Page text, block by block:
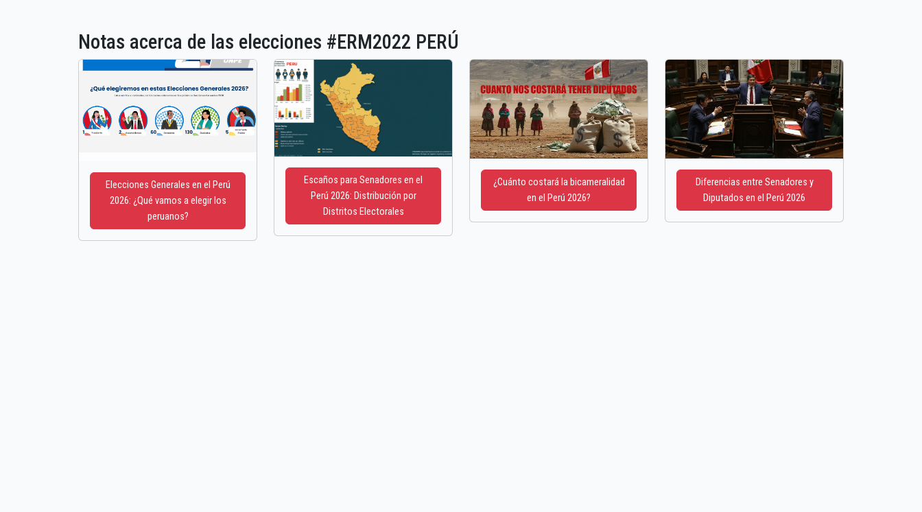
Notas acerca de las elecciones #ERM2022 PERÚ
Elecciones Generales en el Perú
2026: ¿Qué vamos a elegir los
peruanos?
Escaños para Senadores en el
Perú 2026: Distribución por
Distritos Electorales
¿Cuánto costará la bicameralidad
en el Perú 2026?
Diferencias entre Senadores y
Diputados en el Perú 2026